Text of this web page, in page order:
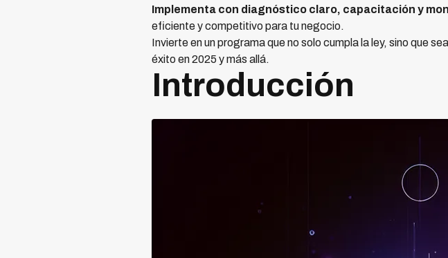
Implementa con diagnóstico claro, capacitación y
eficiente y competitivo para tu negocio.
Invierte en un programa que no solo cumpla la ley, sino que
éxito en 2025 y más allá.
Introducción